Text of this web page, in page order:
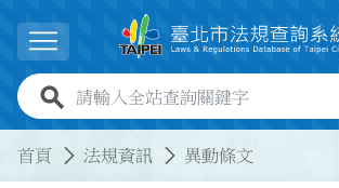
展開選單
全站查詢關鍵字欄位
首頁 法規資訊 異動條文